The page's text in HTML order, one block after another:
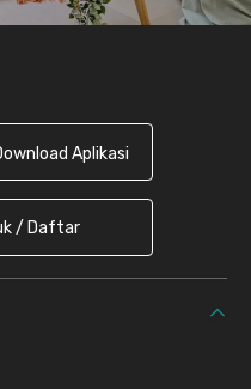
Aplikasi
/ Daftar